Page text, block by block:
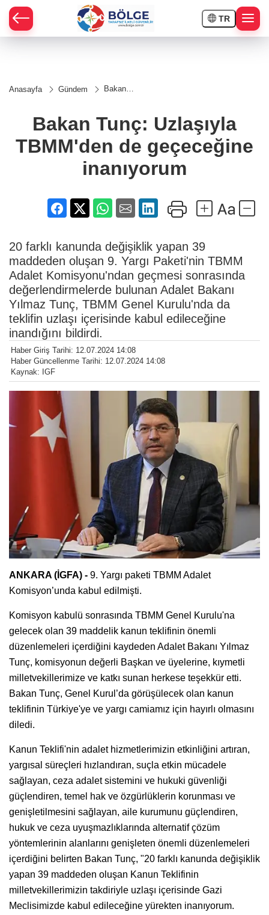
TR
Anasayfa Gündem
Bakan
TBMM'den
de
geçeceğine
inanıyorum
Bakan Tunç: Uzlaşıyla
TBMM'den de geçeceğine
inanıyorum
20 farklı kanunda değişiklik yapan 39
maddeden oluşan 9. Yargı Paketi'nin TBMM
Adalet Komisyonu'ndan geçmesi sonrasında
değerlendirmelerde bulunan Adalet Bakanı
Yılmaz Tunç, TBMM Genel Kurulu'nda da
teklifin uzlaşı içerisinde kabul edileceğine
inandığını bildirdi.
Haber Giriş Tarihi: 12.07.2024 14:08
Haber Güncellenme Tarihi: 12.07.2024 14:08
Kaynak: IGF
ANKARA (İGFA) - 9. Yargı paketi TBMM Adalet
Komisyon’unda kabul edilmişti.
Komisyon kabulü sonrasında TBMM Genel Kurulu'na
gelecek olan 39 maddelik kanun teklifinin önemli
düzenlemeleri içerdiğini kaydeden Adalet Bakanı Yılmaz
Tunç, komisyonun değerli Başkan ve üyelerine, kıymetli
milletvekillerimize ve katkı sunan herkese teşekkür etti.
Bakan Tunç, Genel Kurul’da görüşülecek olan kanun
teklifinin Türkiye'ye ve yargı camiamız için hayırlı olmasını
diledi.
Kanun Teklifi'nin adalet hizmetlerimizin etkinliğini artıran,
yargısal süreçleri hızlandıran, suçla etkin mücadele
sağlayan, ceza adalet sistemini ve hukuki güvenliği
güçlendiren, temel hak ve özgürlüklerin korunması ve
genişletilmesini sağlayan, aile kurumunu güçlendiren,
hukuk ve ceza uyuşmazlıklarında alternatif çözüm
yöntemlerinin alanlarını genişleten önemli düzenlemeleri
içerdiğini belirten Bakan Tunç, "20 farklı kanunda değişiklik
yapan 39 maddeden oluşan Kanun Teklifinin
milletvekillerimizin takdiriyle uzlaşı içerisinde Gazi
Meclisimizde kabul edileceğine yürekten inanıyorum.